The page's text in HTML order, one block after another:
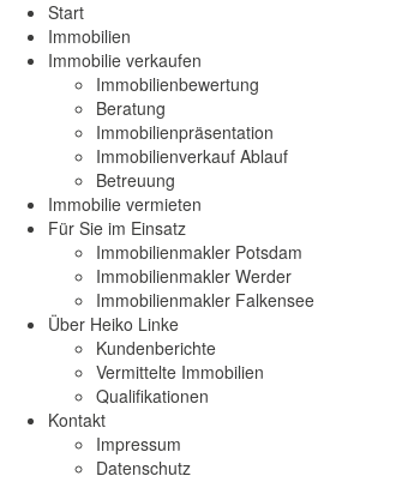
Start
Immobilien
Immobilie verkaufen
Immobilienbewertung
Beratung
Immobilienpräsentation
Immobilienverkauf Ablauf
Betreuung
Immobilie vermieten
Für Sie im Einsatz
Immobilienmakler Potsdam
Immobilienmakler Werder
Immobilienmakler Falkensee
Über Heiko Linke
Kundenberichte
Vermittelte Immobilien
Qualifikationen
Kontakt
Impressum
Datenschutz